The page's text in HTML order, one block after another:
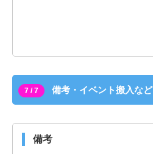
7 / 7 備考・イベント搬入など
備考